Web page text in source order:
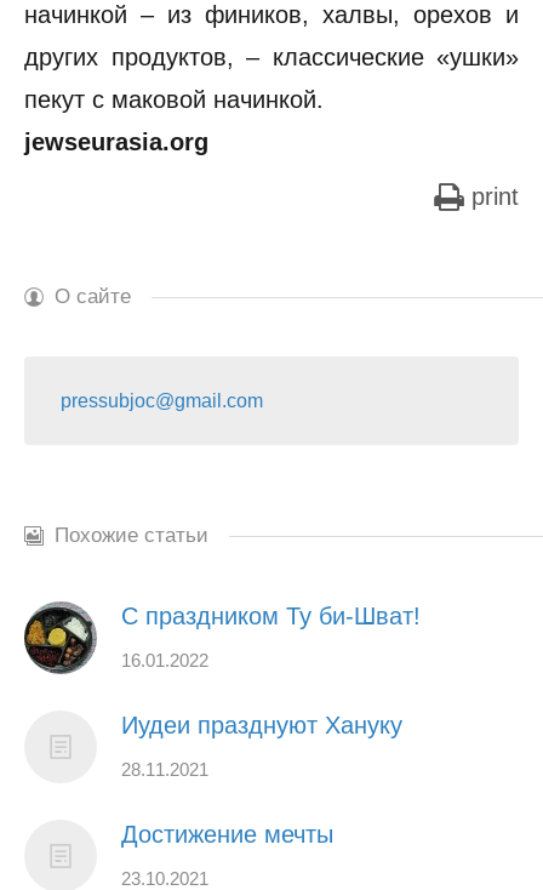
начинкой – из фиников, халвы, орехов и
других продуктов, – классические «ушки»
пекут с маковой начинкой.
jewseurasia.org
print
О сайте
pressubjoc@gmail.com
Похожие статьи
С праздником Ту би-Шват!
16.01.2022
Иудеи празднуют Хануку
28.11.2021
Достижение мечты
23.10.2021